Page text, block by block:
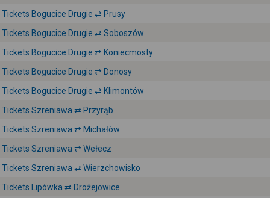
Tickets Bogucice Drugie ⇄ Prusy
Tickets Bogucice Drugie ⇄ Soboszów
Tickets Bogucice Drugie ⇄ Koniecmosty
Tickets Bogucice Drugie ⇄ Donosy
Tickets Bogucice Drugie ⇄ Klimontów
Tickets Szreniawa ⇄ Przyrąb
Tickets Szreniawa ⇄ Michałów
Tickets Szreniawa ⇄ Wełecz
Tickets Szreniawa ⇄ Wierzchowisko
Tickets Lipówka ⇄ Drożejowice